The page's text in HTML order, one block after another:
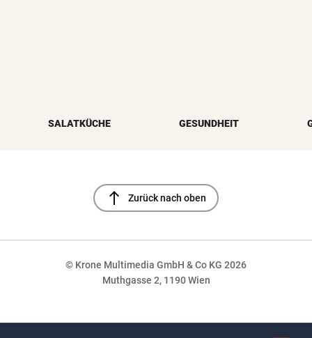
SALATKÜCHE GESUNDHEIT
north Zurück nach oben
© Krone Multimedia GmbH & Co KG 2026
Muthgasse 2, 1190 Wien
NaN%